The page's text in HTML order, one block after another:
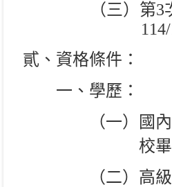
（三）第3
貳、資格條件：
一、學歷：
（一）國
校
（二）高